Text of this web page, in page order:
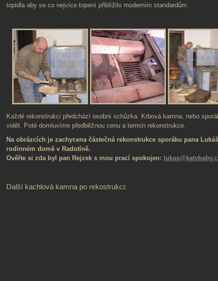
topidla aby se co nejvíce topení přiblížilo moderním standardům.
Každé rekonstrukci předchází osobní schůzka. Krbová kamna, nebo
vidět. Poté domluvíme předběžnou cenu a termín rekonstrukce.
Na obrázcích je zachycena částečná rekonstrukce sporáku pana
rodinném domě v Radotíně.
Ověřte si zda byl pan Rejzek s mou prací spokojen:
Další kachlová kamna po rekostrukci: